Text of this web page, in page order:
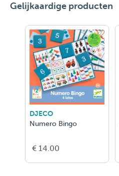
Gelijkaardige producten
DJECO
Numero Bingo
€ 14.00